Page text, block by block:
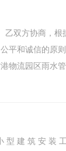
乙双方协商，根
平和诚信的原
物流园区雨水
型 建 筑 安 装